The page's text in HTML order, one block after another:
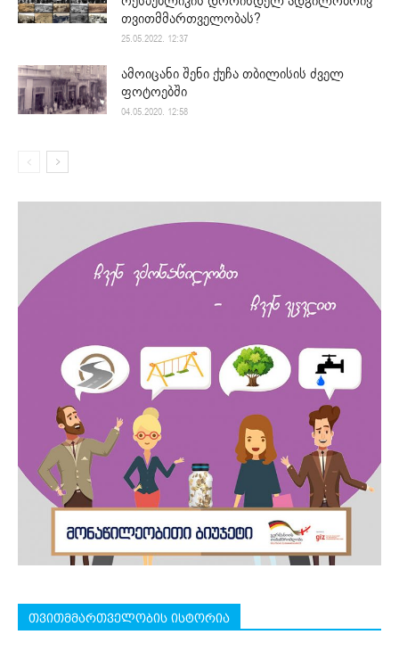
თვითმმართველობას?
25.05.2022. 12:37
ამოიცანი შენი ქუჩა თბილისის ძველ
ფოტოებში
04.05.2020. 12:58
თვითმმართველობის ისტორია